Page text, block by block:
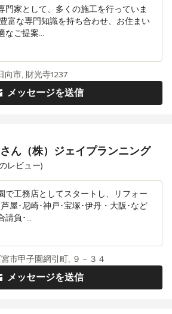
門家として、多くの施工を行っていま
富な専門知識を持ち合わせ、お住まい
なご提案...
メッセージを送信
向市, 財光寺1237
ん（株）ジェイプランニング
5
レビュー)
で工務店としてスタートし、リフォー
屋･尼崎･神戸･宝塚･伊丹・大阪･など
請負･...
メッセージを送信
市甲子園網引町, ９－３４